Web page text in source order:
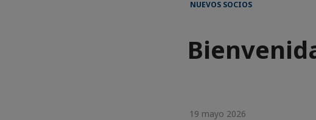
NUEVOS SOCIOS
19 mayo 2026